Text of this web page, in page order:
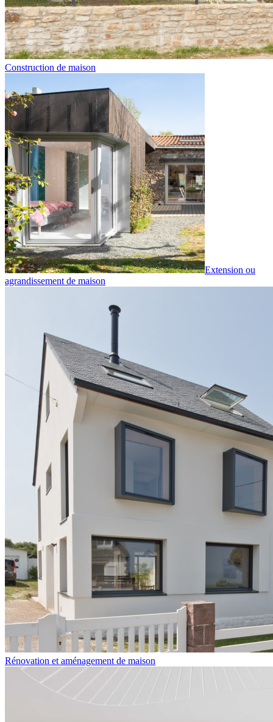
Construction de maison
Extension ou
agrandissement de maison
Rénovation et aménagement de maison